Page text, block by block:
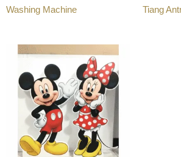
Washing Machine Tiang